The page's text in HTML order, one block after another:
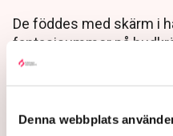
Denna webbplats
De föddes med skärm i
fantasisummor på
ens födda än, men de
2 years ago | Av: TT